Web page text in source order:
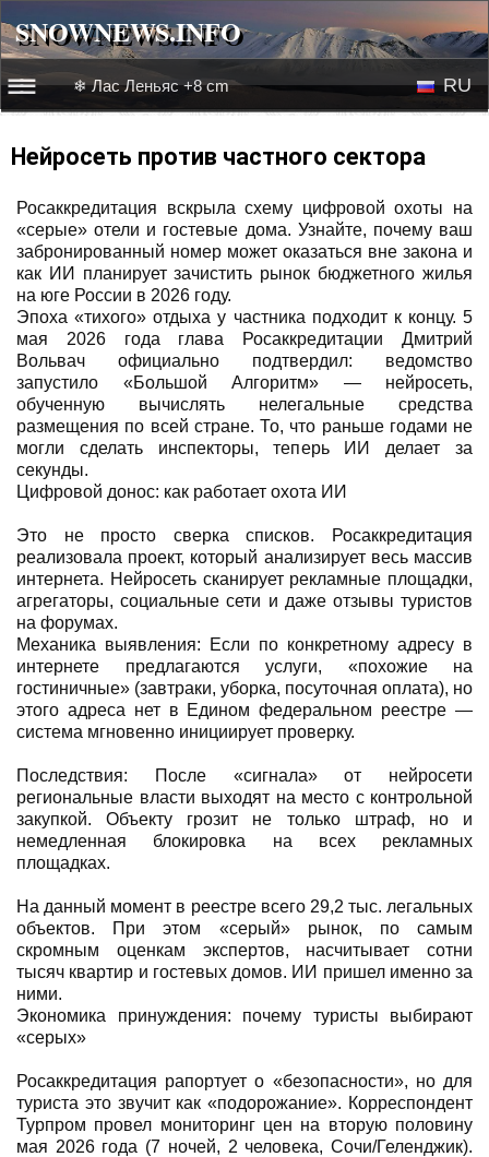
SNOWNEWS.INFO
☰☰
Лыжное видео
❄ Лас Леньяс +8 cm RU
Нейросеть против частного сектора
Росаккредитация вскрыла схему цифровой охоты на
«серые» отели и гостевые дома. Узнайте, почему ваш
забронированный номер может оказаться вне закона и
как ИИ планирует зачистить рынок бюджетного жилья
на юге России в 2026 году.
Эпоха «тихого» отдыха у частника подходит к концу. 5
мая 2026 года глава Росаккредитации Дмитрий
Вольвач официально подтвердил: ведомство
запустило «Большой Алгоритм» — нейросеть,
обученную вычислять нелегальные средства
размещения по всей стране. То, что раньше годами не
могли сделать инспекторы, теперь ИИ делает за
секунды.
Цифровой донос: как работает охота ИИ
Это не просто сверка списков. Росаккредитация
реализовала проект, который анализирует весь массив
интернета. Нейросеть сканирует рекламные площадки,
агрегаторы, социальные сети и даже отзывы туристов
на форумах.
Механика выявления: Если по конкретному адресу в
интернете предлагаются услуги, «похожие на
гостиничные» (завтраки, уборка, посуточная оплата), но
этого адреса нет в Едином федеральном реестре —
система мгновенно инициирует проверку.
Последствия: После «сигнала» от нейросети
региональные власти выходят на место с контрольной
закупкой. Объекту грозит не только штраф, но и
немедленная блокировка на всех рекламных
площадках.
На данный момент в реестре всего 29,2 тыс. легальных
объектов. При этом «серый» рынок, по самым
скромным оценкам экспертов, насчитывает сотни
тысяч квартир и гостевых домов. ИИ пришел именно за
ними.
Экономика принуждения: почему туристы выбирают
«серых»
Росаккредитация рапортует о «безопасности», но для
туриста это звучит как «подорожание». Корреспондент
Турпром провел мониторинг цен на вторую половину
мая 2026 года (7 ночей, 2 человека, Сочи/Геленджик).